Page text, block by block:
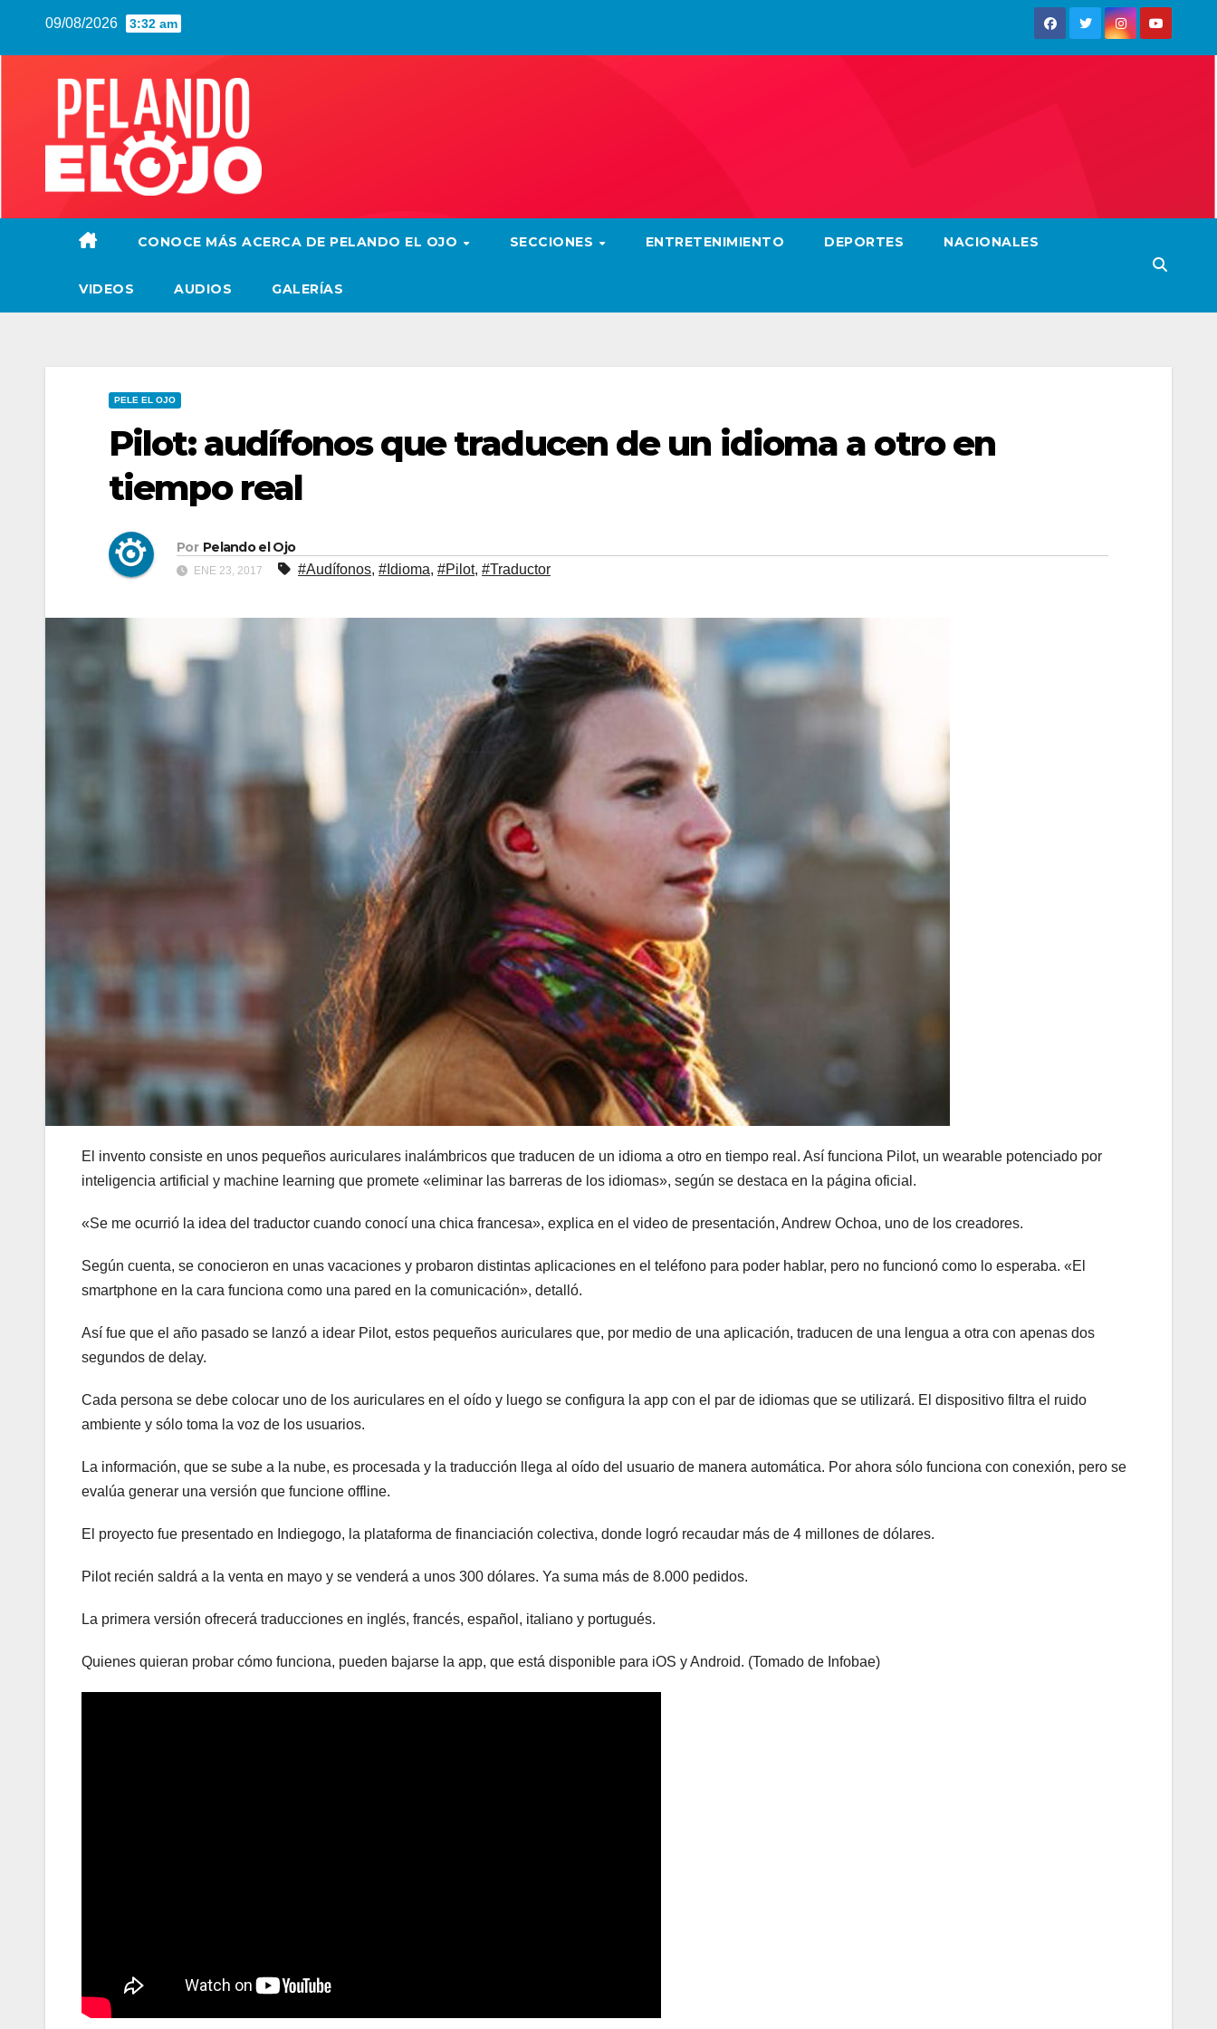
09/08/2026 3:32 am
CONOCE MÁS ACERCA DE PELANDO EL OJO SECCIONES ENTRETENIMIENTO DEPORTES NACIONALES
VIDEOS AUDIOS GALERÍAS
PELE EL OJO
Pilot: audífonos que traducen de un idioma a otro en
tiempo real
Por Pelando el Ojo
ENE 23, 2017 #Audífonos, #Idioma, #Pilot, #Traductor
El invento consiste en unos pequeños auriculares inalámbricos que traducen de un idioma a otro en tiempo real. Así funciona Pilot, un wearable potenciado por
inteligencia artificial y machine learning que promete «eliminar las barreras de los idiomas», según se destaca en la página oficial.
«Se me ocurrió la idea del traductor cuando conocí una chica francesa», explica en el video de presentación, Andrew Ochoa, uno de los creadores.
Según cuenta, se conocieron en unas vacaciones y probaron distintas aplicaciones en el teléfono para poder hablar, pero no funcionó como lo esperaba. «El
smartphone en la cara funciona como una pared en la comunicación», detalló.
Así fue que el año pasado se lanzó a idear Pilot, estos pequeños auriculares que, por medio de una aplicación, traducen de una lengua a otra con apenas dos
segundos de delay.
Cada persona se debe colocar uno de los auriculares en el oído y luego se configura la app con el par de idiomas que se utilizará. El dispositivo filtra el ruido
ambiente y sólo toma la voz de los usuarios.
La información, que se sube a la nube, es procesada y la traducción llega al oído del usuario de manera automática. Por ahora sólo funciona con conexión, pero se
evalúa generar una versión que funcione offline.
El proyecto fue presentado en Indiegogo, la plataforma de financiación colectiva, donde logró recaudar más de 4 millones de dólares.
Pilot recién saldrá a la venta en mayo y se venderá a unos 300 dólares. Ya suma más de 8.000 pedidos.
La primera versión ofrecerá traducciones en inglés, francés, español, italiano y portugués.
Quienes quieran probar cómo funciona, pueden bajarse la app, que está disponible para iOS y Android. (Tomado de Infobae)